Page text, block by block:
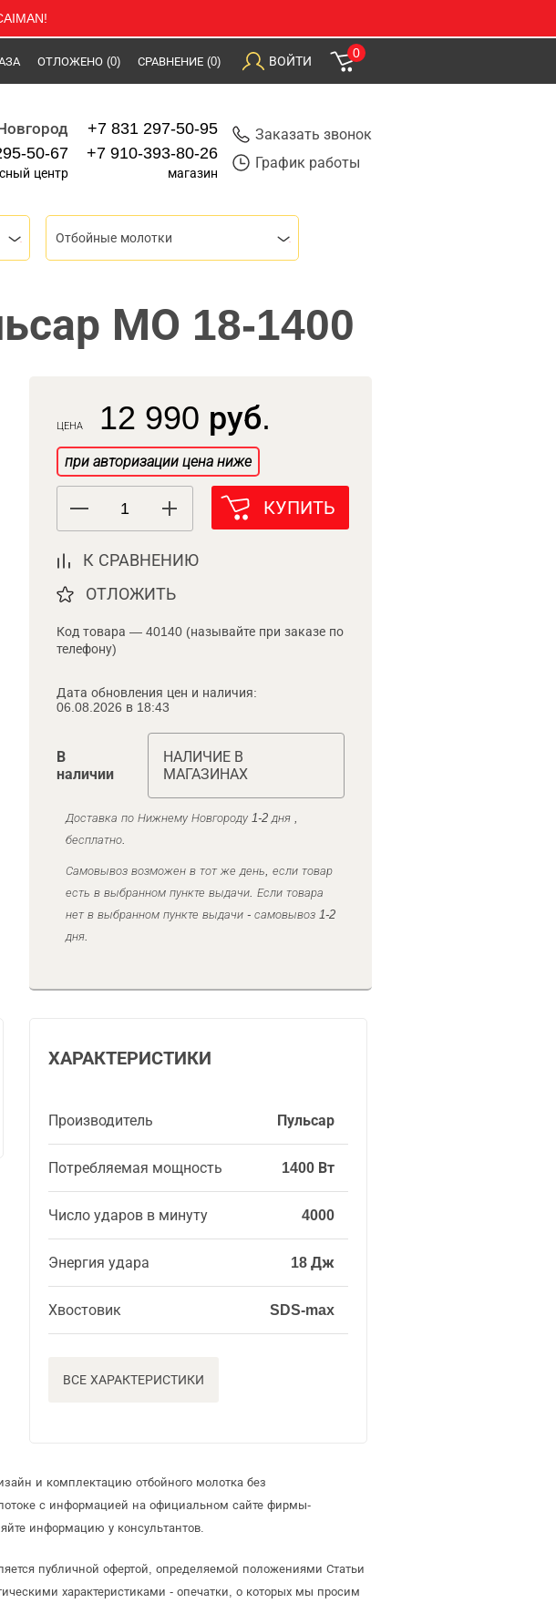
ОТЛОЖЕНО (0) СРАВНЕНИЕ (0) ВОЙТИ
0
50-67
центр
+7 831 297-50-95
+7 910-393-80-26
магазин
Заказать звонок
График работы
Отбойные молотки
МО 18-1400
ЦЕНА 12 990 руб.
при авторизации цена ниже
КУПИТЬ
К СРАВНЕНИЮ
ОТЛОЖИТЬ
Код товара — 40140 (называйте при заказе по
телефону)
Дата обновления цен и наличия:
06.08.2026 в 18:43
В
наличии
НАЛИЧИЕ В
МАГАЗИНАХ
Доставка по Нижнему Новгороду 1-2 дня ,
бесплатно.
Самовывоз возможен в тот же день, если товар
есть в выбранном пункте выдачи. Если товара
нет в выбранном пункте выдачи - самовывоз 1-2
дня.
ХАРАКТЕРИСТИКИ
Производитель Пульсар
Потребляемая мощность 1400 Вт
Число ударов в минуту 4000
Энергия удара 18 Дж
Хвостовик SDS-max
ВСЕ ХАРАКТЕРИСТИКИ
и комплектацию отбойного молотка без
с информацией на официальном сайте фирмы-
информацию у консультантов.
публичной офертой, определяемой положениями Статьи
характеристиками - опечатки, о которых мы просим